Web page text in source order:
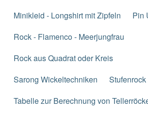
Minikleid - Longshirt mit Zipfeln
Pin
Rock - Flamenco - Meerjungfrau
Rock aus Quadrat oder Kreis
Sarong Wickeltechniken
Stufenrock
Tabelle zur Berechnung von